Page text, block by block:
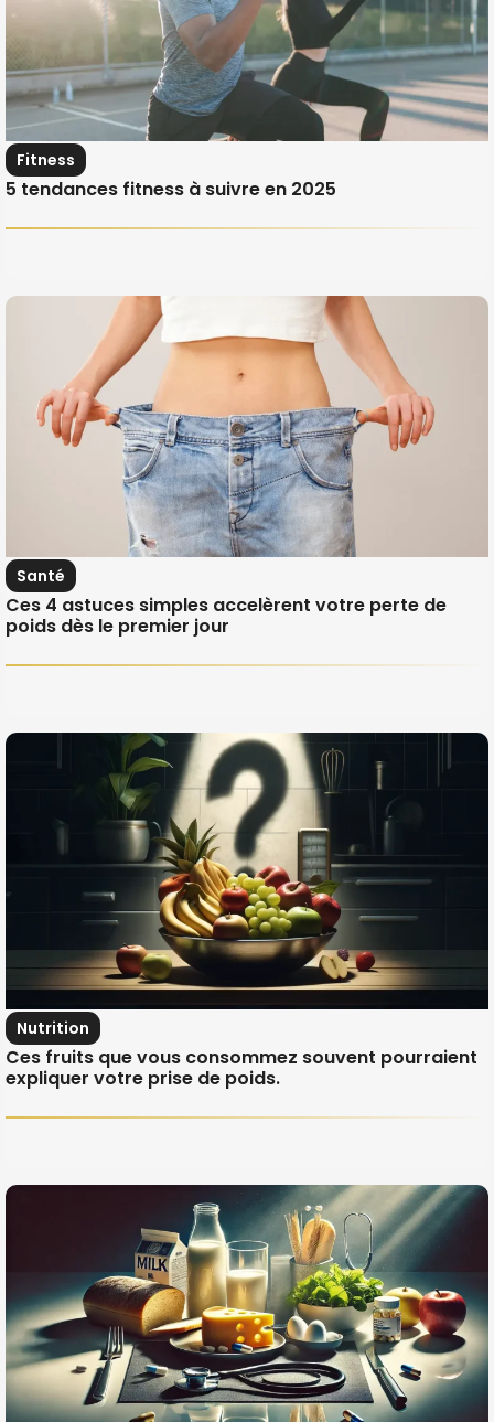
Fitness
5 tendances fitness à suivre en 2025
Santé
Ces 4 astuces simples accelèrent votre perte de
poids dès le premier jour
Nutrition
Ces fruits que vous consommez souvent pourraient
expliquer votre prise de poids.